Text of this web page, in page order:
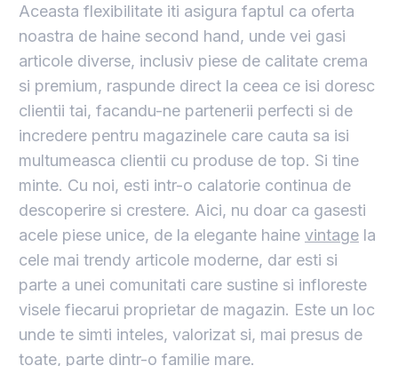
Aceasta flexibilitate iti asigura faptul ca oferta
noastra de haine second hand, unde vei gasi
articole diverse, inclusiv piese de calitate crema
si premium, raspunde direct la ceea ce isi doresc
clientii tai, facandu-ne partenerii perfecti si de
incredere pentru magazinele care cauta sa isi
multumeasca clientii cu produse de top. Si tine
minte. Cu noi, esti intr-o calatorie continua de
descoperire si crestere. Aici, nu doar ca gasesti
acele piese unice, de la elegante haine vintage la
cele mai trendy articole moderne, dar esti si
parte a unei comunitati care sustine si infloreste
visele fiecarui proprietar de magazin. Este un loc
unde te simti inteles, valorizat si, mai presus de
toate, parte dintr-o familie mare.